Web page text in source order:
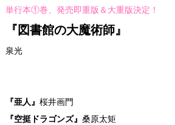
単行本①巻、発売即重版＆大重版決定！
『図書館の大魔術師』
泉光
『亜人』 桜井画門
『空挺ドラゴンズ』 桑原太矩